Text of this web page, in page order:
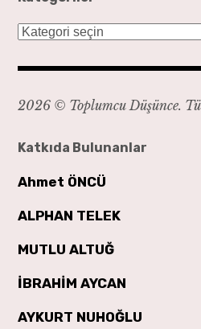
Kategoriler
2026 © Toplumcu Düşünce.
Katkıda Bulunanlar
Ahmet ÖNCÜ
ALPHAN TELEK
MUTLU ALTUĞ
İBRAHİM AYCAN
AYKURT NUHOĞLU